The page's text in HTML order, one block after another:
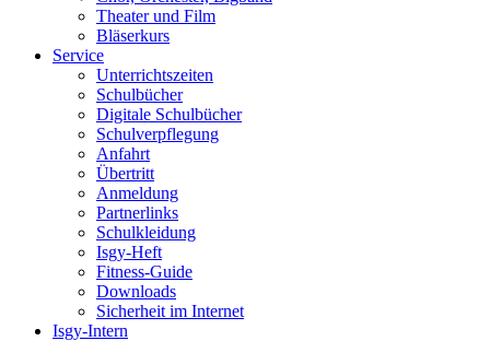
Theater und Film
Bläserkurs
Service
Unterrichtszeiten
Schulbücher
Digitale Schulbücher
Schulverpflegung
Anfahrt
Übertritt
Anmeldung
Partnerlinks
Schulkleidung
Isgy-Heft
Fitness-Guide
Downloads
Sicherheit im Internet
Isgy-Intern